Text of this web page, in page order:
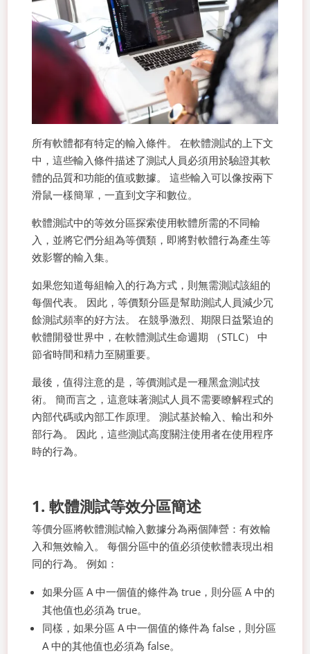
所有軟體都有特定的輸入條件。 在軟體測試的上下文
中，這些輸入條件描述了測試人員必須用於驗證其軟
體的品質和功能的值或數據。 這些輸入可以像按兩下
滑鼠一樣簡單，一直到文字和數位。
軟體測試中的等效分區探索使用軟體所需的不同輸
入，並將它們分組為等價類，即將對軟體行為產生等
效影響的輸入集。
如果您知道每組輸入的行為方式，則無需測試該組的
每個代表。 因此，等價類分區是幫助測試人員減少冗
餘測試頻率的好方法。 在競爭激烈、期限日益緊迫的
軟體開發世界中，在軟體測試生命週期 （STLC） 中
節省時間和精力至關重要。
最後，值得注意的是，等價測試是一種黑盒測試技
術。 簡而言之，這意味著測試人員不需要瞭解程式的
內部代碼或內部工作原理。 測試基於輸入、輸出和外
部行為。 因此，這些測試高度關注使用者在使用程序
時的行為。
1. 軟體測試等效分區簡述
等價分區將軟體測試輸入數據分為兩個陣營：有效輸
入和無效輸入。 每個分區中的值必須使軟體表現出相
同的行為。 例如：
如果分區 A 中一個值的條件為 true，則分區 A 中的
其他值也必須為 true。
同樣，如果分區 A 中一個值的條件為 false，則分區
A 中的其他值也必須為 false。